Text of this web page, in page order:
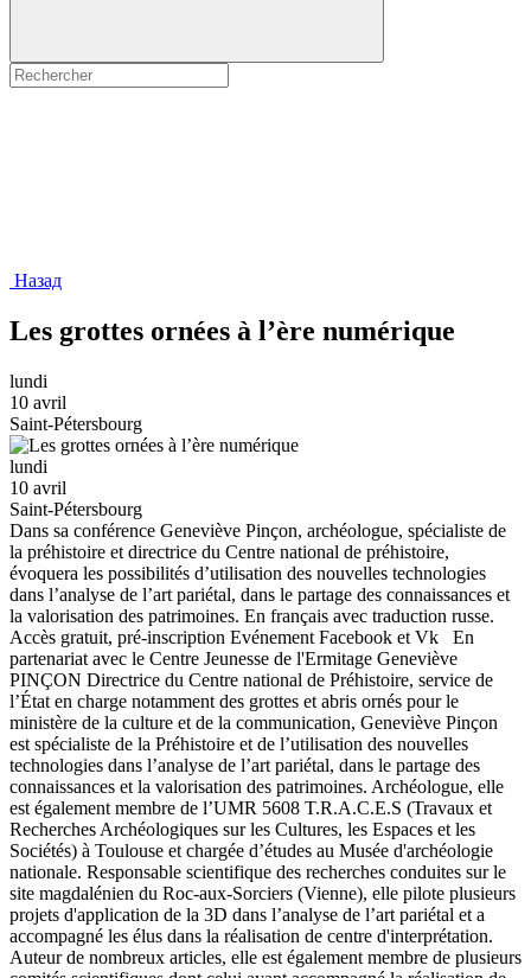
Назад
Les grottes ornées à l’ère numérique
lundi
10 avril
Saint-Pétersbourg
lundi
10 avril
Saint-Pétersbourg
Dans sa conférence Geneviève Pinçon, archéologue, spécialiste de
la préhistoire et directrice du Centre national de préhistoire,
évoquera les possibilités d’utilisation des nouvelles technologies
dans l’analyse de l’art pariétal, dans le partage des connaissances et
la valorisation des patrimoines. En français avec traduction russe.
Accès gratuit, pré-inscription Evénement Facebook et Vk En
partenariat avec le Centre Jeunesse de l'Ermitage Geneviève
PINÇON Directrice du Centre national de Préhistoire, service de
l’État en charge notamment des grottes et abris ornés pour le
ministère de la culture et de la communication, Geneviève Pinçon
est spécialiste de la Préhistoire et de l’utilisation des nouvelles
technologies dans l’analyse de l’art pariétal, dans le partage des
connaissances et la valorisation des patrimoines. Archéologue, elle
est également membre de l’UMR 5608 T.R.A.C.E.S (Travaux et
Recherches Archéologiques sur les Cultures, les Espaces et les
Sociétés) à Toulouse et chargée d’études au Musée d'archéologie
nationale. Responsable scientifique des recherches conduites sur le
site magdalénien du Roc-aux-Sorciers (Vienne), elle pilote plusieurs
projets d'application de la 3D dans l’analyse de l’art pariétal et a
accompagné les élus dans la réalisation de centre d'interprétation.
Auteur de nombreux articles, elle est également membre de plusieurs